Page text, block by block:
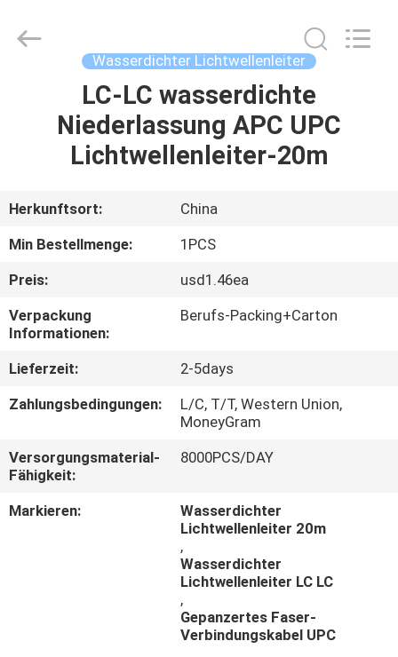
PRODUKTE
ÜBER
UNS
FABRIK-
AUSFLUG
QUALITÄTSKONTROLLE
2021
Wasserdichter Lichtwellenleiter
LC-LC wasserdichte
Niederlassung APC UPC
Lichtwellenleiter-20m
Herkunftsort:
China
Min Bestellmenge:
1PCS
Preis:
usd1.46ea
Verpackung
Informationen:
Berufs-Packing+Carton
Lieferzeit:
2-5days
Zahlungsbedingungen:
L/C, T/T, Western Union,
MoneyGram
Versorgungsmaterial-
Fähigkeit:
8000PCS/DAY
Markieren:
Wasserdichter
Lichtwellenleiter 20m
,
Wasserdichter
Lichtwellenleiter LC LC
,
Gepanzertes Faser-
Verbindungskabel UPC